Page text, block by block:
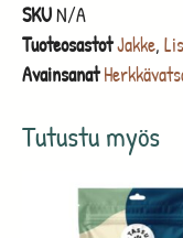
Tutustu myös
SKUN/A
TuoteosastotJakke,
Avainsanat